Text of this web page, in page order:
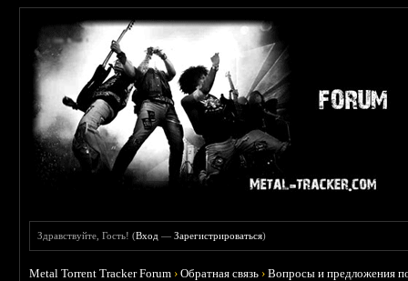
Здравствуйте, Гость! (Вход —Зарегистрироваться)
Metal Torrent Tracker Forum ›Обратная связь ›Вопросы и предложения